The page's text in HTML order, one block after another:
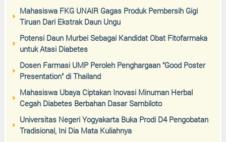
Mahasiswa FKG UNAIR Gagas Produk Pembersih Gigi
Tiruan Dari Ekstrak Daun Ungu
Potensi Daun Murbei Sebagai Kandidat Obat Fitofarmaka
untuk Atasi Diabetes
Dosen Farmasi UMP Peroleh Penghargaan "Good Poster
Presentation" di Thailand
Mahasiswa Ubaya Ciptakan Inovasi Minuman Herbal
Cegah Diabetes Berbahan Dasar Sambiloto
Universitas Negeri Yogyakarta Buka Prodi D4 Pengobatan
Tradisional, Ini Dia Mata Kuliahnya